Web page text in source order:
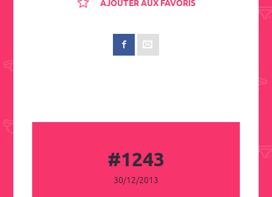
AJOUTER AUX FAVORIS
#1243
30/12/2013